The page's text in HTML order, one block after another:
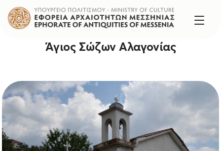
Άγιος Σώζων Αλαγονίας